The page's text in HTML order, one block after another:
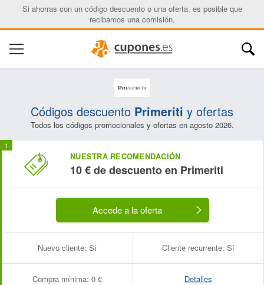
Si ahorras con un código descuento o una oferta, es posible que
recibamos una comisión.
Códigos descuento Primeriti y ofertas
Todos los códigos promocionales y ofertas en agosto 2026.
NUESTRA RECOMENDACIÓN
10 € de descuento en Primeriti
Accede a la oferta
Nuevo cliente: Sí Cliente recurrente: Sí
Compra mínima: 0 € Detalles